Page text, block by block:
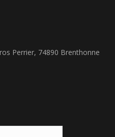
Perrier, 74890 Brenthonne